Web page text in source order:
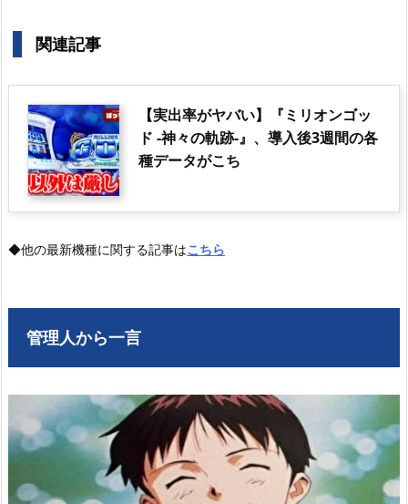
関連記事
【実出率がヤバい】『ミリオンゴッ
ド -神々の軌跡-』、導入後3週間の各
種データがこち
◆他の最新機種に関する記事はこちら
管理人から一言